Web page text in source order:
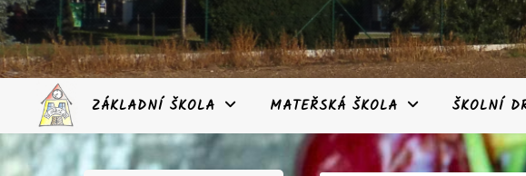
ZÁKLADNÍ ŠKOLA MATEŘSKÁ ŠKOLA ŠKOLNÍ